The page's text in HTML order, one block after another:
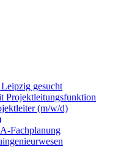
gesucht
Projektleitungsfunktion
(m/w/d)
Fachplanung